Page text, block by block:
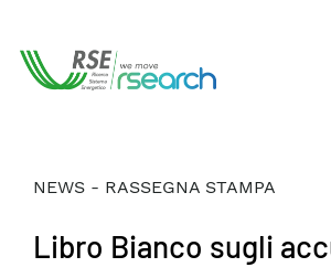
NEWS - RASSEGNA STAMPA
Libro Bianco sugli